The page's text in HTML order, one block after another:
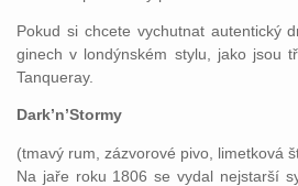
Pokud si chcete vychutnat autentický
ginech v londýnském stylu, jako jsou
Tanqueray.
Dark’n’Stormy
(tmavý rum, zázvorové pivo, limetková
Na jaře roku 1806 se vydal nejstarší